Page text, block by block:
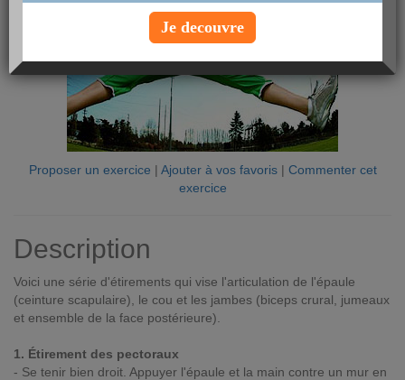
Proposer un exercice | Ajouter à vos favoris| Commenter cet
exercice
Description
Voici une série d'étirements qui vise l'articulation de l'épaule
(ceinture scapulaire), le cou et les jambes (biceps crural, jumeaux
et ensemble de la face postérieure).
1. Étirement des pectoraux
- Se tenir bien droit. Appuyer l'épaule et la main contre un mur en
Je decouvre